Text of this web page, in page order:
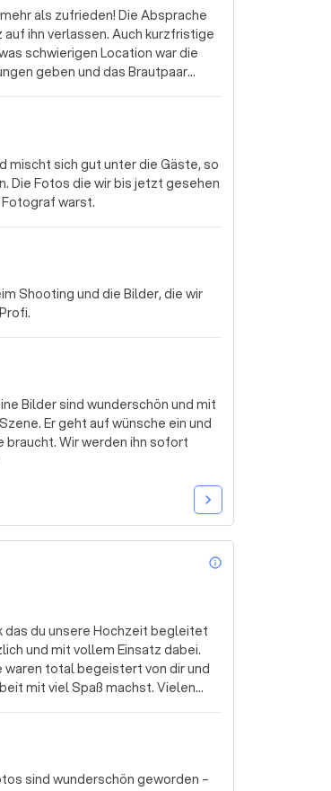
als zufrieden! Die Absprache
ihn verlassen. Auch kurzfristige
schwierigen Location war die
geben und das Brautpaar
mischt sich gut unter die Gäste, so
Die Fotos die wir bis jetzt gesehen
Fotograf warst.
Shooting und die Bilder, die wir
Bilder sind wunderschön und mit
Wir werden ihn sofort
info_outline
und mit vollem Einsatz dabei.
waren total begeistert von dir und
mit viel Spaß machst. Vielen
sind wunderschön geworden –